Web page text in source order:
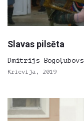
Slavas pilsēta
Dmitrijs Bogoļubovs
Krievija, 2019